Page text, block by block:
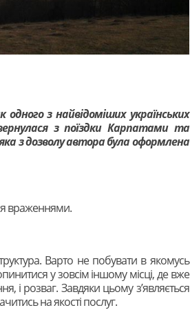
одного з найвідоміших українських
з поїздки Карпатами та
з дозволу автора була оформлена
враженнями.
Варто не побувати в якомусь
у зовсім іншому місці, де вже
і розваг. Завдяки цьому з’являється
на якості послуг.